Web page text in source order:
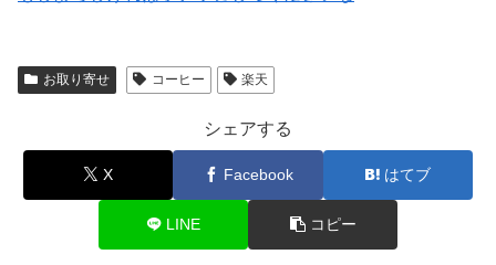
お取り寄せ コーヒー 楽天
シェアする
X Facebook はてブ
LINE コピー